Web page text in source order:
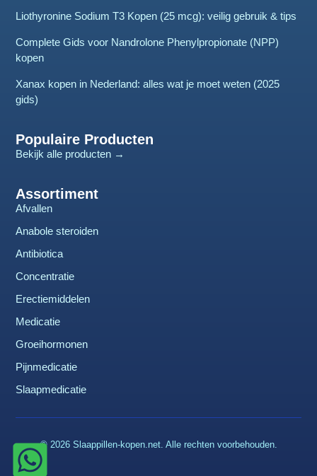
Liothyronine Sodium T3 Kopen (25 mcg): veilig gebruik & tips
Complete Gids voor Nandrolone Phenylpropionate (NPP)
kopen
Xanax kopen in Nederland: alles wat je moet weten (2025
gids)
Populaire Producten
Bekijk alle producten →
Assortiment
Afvallen
Anabole steroiden
Antibiotica
Concentratie
Erectiemiddelen
Medicatie
Groeihormonen
Pijnmedicatie
Slaapmedicatie
© 2026 Slaappillen-kopen.net. Alle rechten voorbehouden.